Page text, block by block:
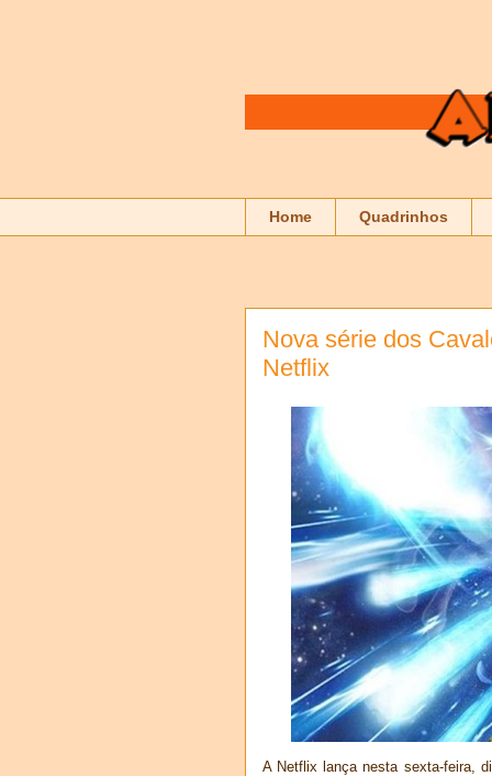
Home Quadrinhos
Nova série dos
Netflix
A Netflix lança nesta sexta-feira,